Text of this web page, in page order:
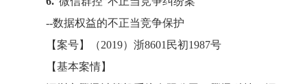
--数据权益的不正当竞争保护
【案号】（2019）浙8601民初1987号
【基本案情】